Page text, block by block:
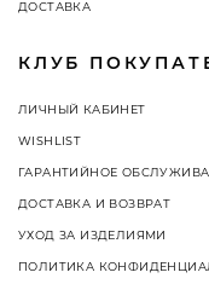
ДОСТАВКА
КЛУБ
ЛИЧНЫЙ КАБИНЕТ
WISHLIST
ГАРАНТИЙНОЕ
ДОСТАВКА И ВОЗВРАТ
УХОД ЗА ИЗДЕЛИЯМИ
ПОЛИТИКА